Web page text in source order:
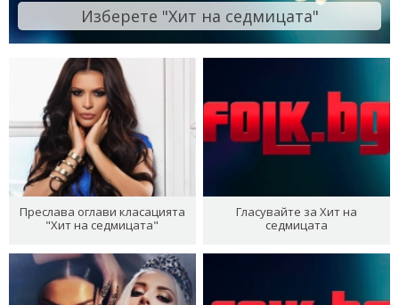
Изберете "Хит на седмицата"
Преслава оглави класацията
"Хит на седмицата"
Гласувайте за Хит на
седмицата